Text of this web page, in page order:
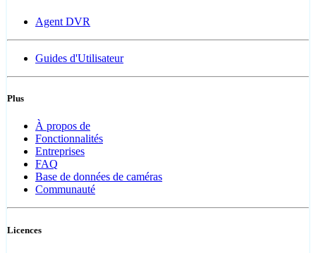
Agent DVR
Guides d'Utilisateur
Plus
À propos de
Fonctionnalités
Entreprises
FAQ
Base de données de caméras
Communauté
Licences